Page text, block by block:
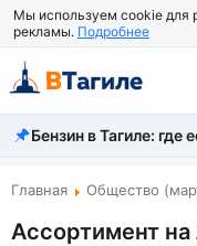
Мы используем cookie для
рекламы. Подробнее
Все новости
Происшествия
Город
Бензин в Тагиле: где
Главная Общество
Ассортимент